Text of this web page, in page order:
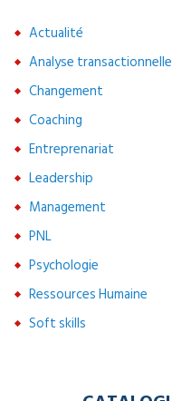
Actualité
Analyse transactionnelle
Changement
Coaching
Entreprenariat
Leadership
Management
PNL
Psychologie
Ressources Humaine
Soft skills